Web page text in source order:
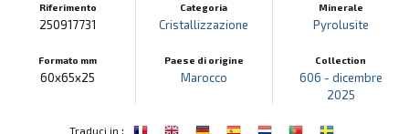
Riferimento
250917731
Formato mm
60x65x25
Categoria
Cristallizzazione
Paese di origine
Marocco
Minerale
Pyrolusite
Collection
606 - dicembre
2025
Traduci in :